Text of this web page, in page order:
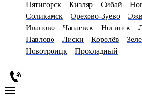
Пятигорск Кизляр Сибай
Соликамск
Орехово-Зуево
Иваново
Чапаевск Ногинск
Павлово
Лиски Королёв
Новотроицк
Прохладный